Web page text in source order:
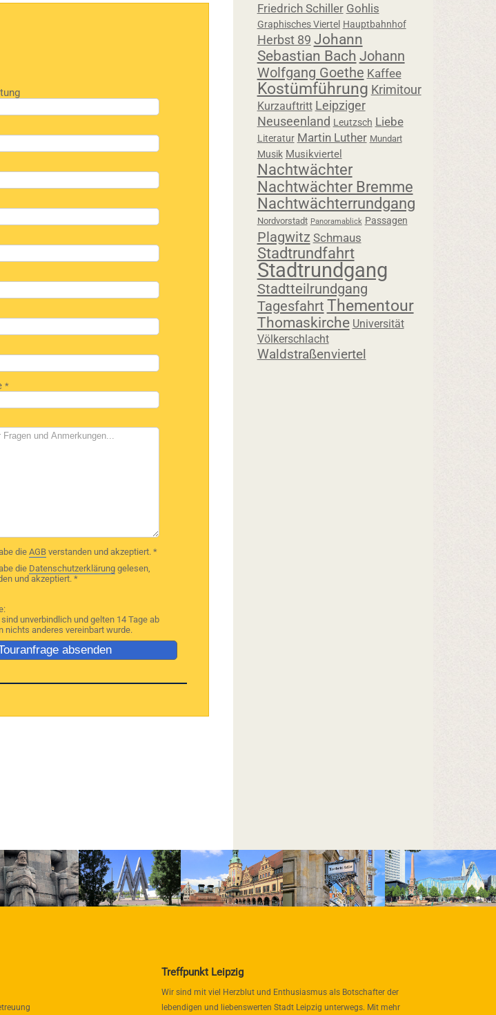
*
die AGBverstanden und akzeptiert. *
die Datenschutzerklärunggelesen,
und akzeptiert. *
unverbindlich und gelten 14 Tage ab
nichts anderes vereinbart wurde.
Friedrich Schiller Gohlis
Graphisches Viertel Hauptbahnhof
Herbst 89 Johann
Sebastian Bach Johann
Wolfgang Goethe Kaffee
Kostümführung Krimitour
Kurzauftritt Leipziger
Neuseenland Leutzsch Liebe
Literatur Martin Luther Mundart
Musik Musikviertel
Nachtwächter
Nachtwächter Bremme
Nachtwächterrundgang
Nordvorstadt Panoramablick Passagen
Plagwitz Schmaus
Stadtrundfahrt
Stadtrundgang
Stadtteilrundgang
Tagesfahrt Thementour
Thomaskirche Universität
Völkerschlacht
Waldstraßenviertel
Treffpunkt Leipzig
Wir sind mit viel Herzblut und Enthusiasmus als Botschafter der
lebendigen und liebenswerten Stadt Leipzig unterwegs. Mit mehr